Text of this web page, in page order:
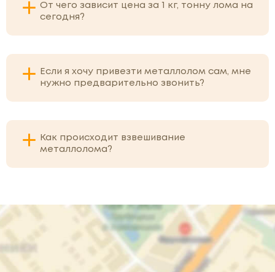
От чего зависит цена за 1 кг, тонну лома на
сегодня?
Если я хочу привезти металлолом сам, мне
нужно предварительно звонить?
Как происходит взвешивание
металлолома?